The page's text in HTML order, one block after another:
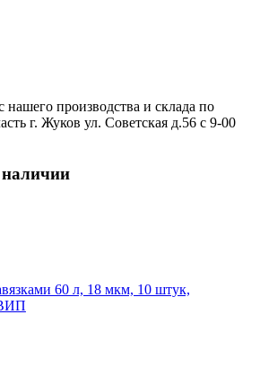
нашего производства и склада по
г. Жуков ул. Советская д.56 с 9-00
60 л, 18 мкм, 10 штук,